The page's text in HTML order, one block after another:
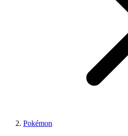
Pokémon